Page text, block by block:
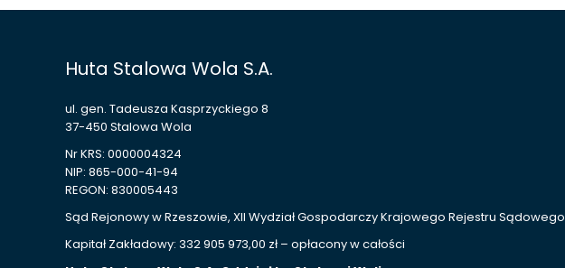
Huta Stalowa Wola S.A.
ul. gen. Tadeusza Kasprzyckiego 8
37-450 Stalowa Wola
Nr KRS: 0000004324
NIP: 865-000-41-94
REGON: 830005443
Sąd Rejonowy w Rzeszowie, XII Wydział Gospodarczy Krajowego Rejestru Sądowego
Kapitał Zakładowy: 332 905 973,00 zł – opłacony w całości